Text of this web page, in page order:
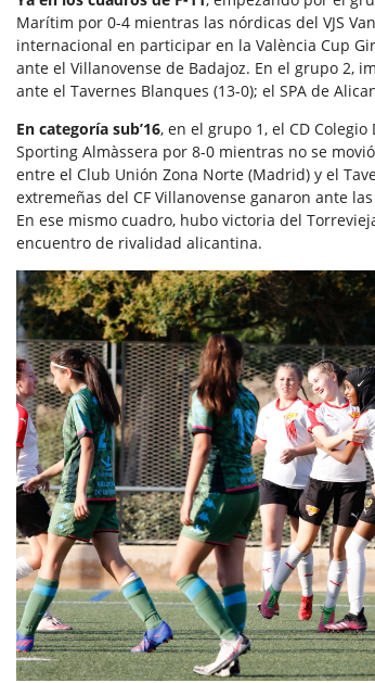
Marítim por 0-4 mientras las nórdicas del VJS
internacional en participar en la València Cup
ante el Villanovense de Badajoz. En el grupo 2,
ante el Tavernes Blanques (13-0); el SPA de
En categoría sub’16, en el grupo 1, el CD
Sporting Almàssera por 8-0 mientras no se
entre el Club Unión Zona Norte (Madrid) y el
extremeñas del CF Villanovense ganaron ante
En ese mismo cuadro, hubo victoria del
encuentro de rivalidad alicantina.